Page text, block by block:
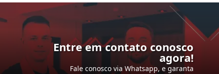
Entre em contato conosco
agora!
Fale conosco via Whatsapp, e garanta